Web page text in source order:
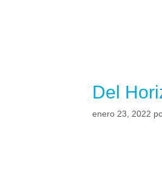
Del
enero 23, 2022